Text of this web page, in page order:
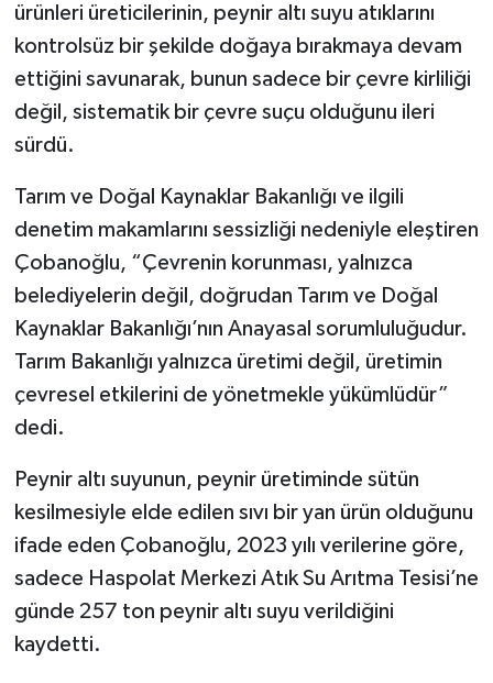
ürünleri üreticilerinin, peynir altı suyu atıklarını
kontrolsüz bir şekilde doğaya bırakmaya devam
ettiğini savunarak, bunun sadece bir çevre kirliliği
değil, sistematik bir çevre suçu olduğunu ileri
sürdü.
Tarım ve Doğal Kaynaklar Bakanlığı ve ilgili
denetim makamlarını sessizliği nedeniyle eleştiren
Çobanoğlu, “Çevrenin korunması, yalnızca
belediyelerin değil, doğrudan Tarım ve Doğal
Kaynaklar Bakanlığı’nın Anayasal sorumluluğudur.
Tarım Bakanlığı yalnızca üretimi değil, üretimin
çevresel etkilerini de yönetmekle yükümlüdür”
dedi.
Peynir altı suyunun, peynir üretiminde sütün
kesilmesiyle elde edilen sıvı bir yan ürün olduğunu
ifade eden Çobanoğlu, 2023 yılı verilerine göre,
sadece Haspolat Merkezi Atık Su Arıtma Tesisi’ne
günde 257 ton peynir altı suyu verildiğini
kaydetti.